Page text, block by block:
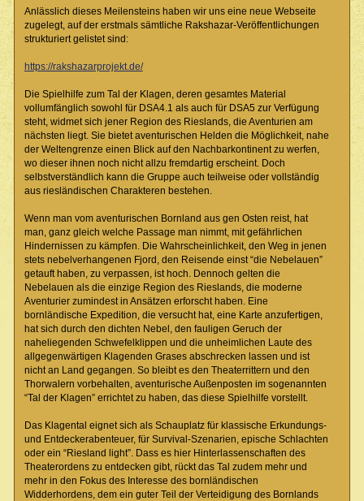
Anlässlich dieses Meilensteins haben wir uns eine neue Webseite
zugelegt, auf der erstmals sämtliche Rakshazar-Veröffentlichungen
strukturiert gelistet sind:
https://rakshazarprojekt.de/
Die Spielhilfe zum Tal der Klagen, deren gesamtes Material
vollumfänglich sowohl für DSA4.1 als auch für DSA5 zur Verfügung
steht, widmet sich jener Region des Rieslands, die Aventurien am
nächsten liegt. Sie bietet aventurischen Helden die Möglichkeit, nahe
der Weltengrenze einen Blick auf den Nachbarkontinent zu werfen,
wo dieser ihnen noch nicht allzu fremdartig erscheint. Doch
selbstverständlich kann die Gruppe auch teilweise oder vollständig
aus riesländischen Charakteren bestehen.
Wenn man vom aventurischen Bornland aus gen Osten reist, hat
man, ganz gleich welche Passage man nimmt, mit gefährlichen
Hindernissen zu kämpfen. Die Wahrscheinlichkeit, den Weg in jenen
stets nebelverhangenen Fjord, den Reisende einst “die Nebelauen”
getauft haben, zu verpassen, ist hoch. Dennoch gelten die
Nebelauen als die einzige Region des Rieslands, die moderne
Aventurier zumindest in Ansätzen erforscht haben. Eine
bornländische Expedition, die versucht hat, eine Karte anzufertigen,
hat sich durch den dichten Nebel, den fauligen Geruch der
naheliegenden Schwefelklippen und die unheimlichen Laute des
allgegenwärtigen Klagenden Grases abschrecken lassen und ist
nicht an Land gegangen. So bleibt es den Theaterrittern und den
Thorwalern vorbehalten, aventurische Außenposten im sogenannten
“Tal der Klagen” errichtet zu haben, das diese Spielhilfe vorstellt.
Das Klagental eignet sich als Schauplatz für klassische Erkundungs-
und Entdeckerabenteuer, für Survival-Szenarien, epische Schlachten
oder ein “Riesland light”. Dass es hier Hinterlassenschaften des
Theaterordens zu entdecken gibt, rückt das Tal zudem mehr und
mehr in den Fokus des Interesse des bornländischen
Widderhordens, dem ein guter Teil der Verteidigung des Bornlands